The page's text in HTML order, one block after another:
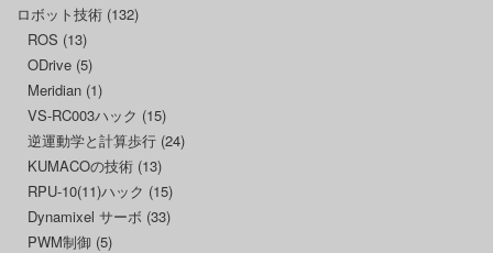
ロボット技術 (132)
ROS (13)
ODrive (5)
Meridian (1)
VS-RC003ハック (15)
逆運動学と計算歩行 (24)
KUMACOの技術 (13)
RPU-10(11)ハック (15)
Dynamixel サーボ (33)
PWM制御 (5)